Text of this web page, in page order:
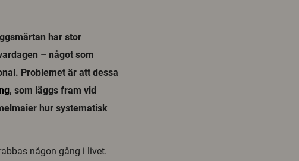
har stor
– något som
Problemet är att dessa
, som läggs fram vid
hur systematisk
någon gång i livet.